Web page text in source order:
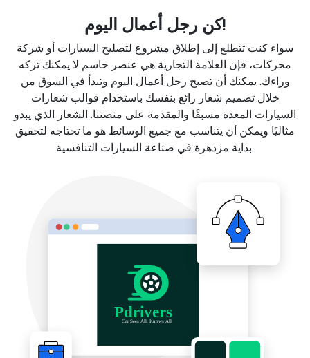
كن رجل أعمال اليوم!
سواء كنت تتطلع إلى إطلاق مشروع لتصليح السيارات أو شركة
محركات، فإن العلامة التجارية هي عنصر حاسم لا يمكنك تركه
وراءك. يمكنك أن تصبح رجل أعمال اليوم وتبدأ في السوق من
خلال تصميم شعار رائع بنفسك باستخدام قوالب شعارات
السيارات المعدة مسبقًا والمقدمة على منصتنا. الشعار الذي يبدو
مثاليًا ويمكن أن يتناسب مع جميع الوسائط هو ما تحتاجه لتحقيق
بداية مزدهرة في صناعة السيارات التنافسية.